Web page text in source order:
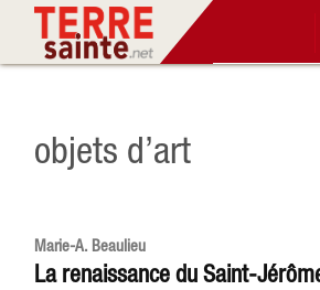
objets d’art
Marie-A. Beaulieu
La renaissance du Saint-